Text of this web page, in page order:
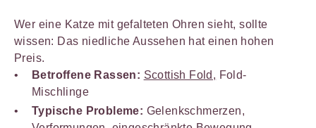
Wer eine Katze mit gefalteten Ohren sieht, sollte
wissen: Das niedliche Aussehen hat einen hohen
Preis.
Betroffene Rassen: Scottish Fold, Fold-
Mischlinge
Typische Probleme: Gelenkschmerzen,